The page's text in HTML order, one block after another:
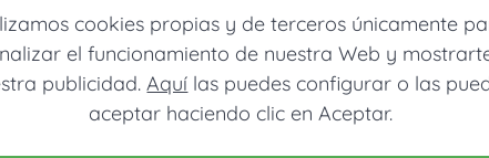
cookies propias y de terceros únicamente
el funcionamiento de nuestra Web y
publicidad.Aquí las puedes configurar o las
aceptar haciendo clic en Aceptar.
Mª Teresa)